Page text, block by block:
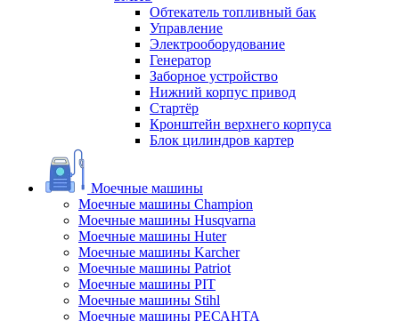
Обтекатель топливный бак
Управление
Электрооборудование
Генератор
Заборное устройство
Нижний корпус привод
Стартёр
Кронштейн верхнего корпуса
Блок цилиндров картер
Моечные машины
Моечные машины Champion
Моечные машины Husqvarna
Моечные машины Huter
Моечные машины Karcher
Моечные машины Patriot
Моечные машины PIT
Моечные машины Stihl
Моечные машины РЕСАНТА